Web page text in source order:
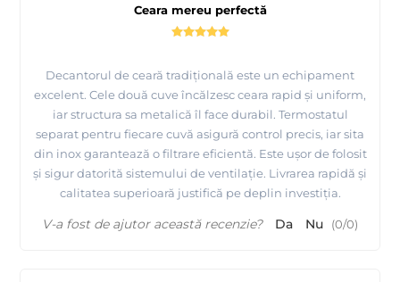
Ceara mereu perfectă
Decantorul de ceară tradițională este un echipament
excelent. Cele două cuve încălzesc ceara rapid și uniform,
iar structura sa metalică îl face durabil. Termostatul
separat pentru fiecare cuvă asigură control precis, iar sita
din inox garantează o filtrare eficientă. Este ușor de folosit
și sigur datorită sistemului de ventilație. Livrarea rapidă și
calitatea superioară justifică pe deplin investiția.
V-a fost de ajutor această recenzie? Da Nu (0/0)